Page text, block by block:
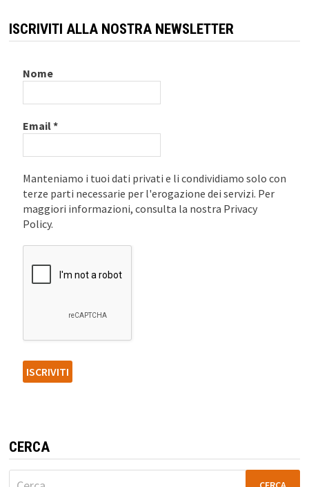
ISCRIVITI ALLA NOSTRA NEWSLETTER
Nome
Email*
Manteniamo i tuoi dati privati e li condividiamo solo con
terze parti necessarie per l'erogazione dei servizi. Per
maggiori informazioni, consulta la nostra Privacy
Policy.
CERCA
Ricerca